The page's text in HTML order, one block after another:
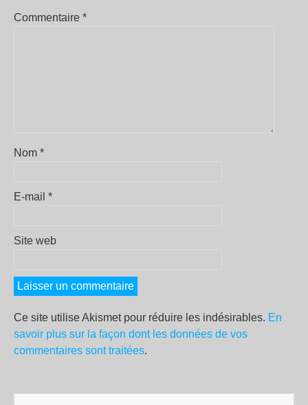
Commentaire *
Nom *
E-mail *
Site web
Ce site utilise Akismet pour réduire les indésirables. En
savoir plus sur la façon dont les données de vos
commentaires sont traitées.